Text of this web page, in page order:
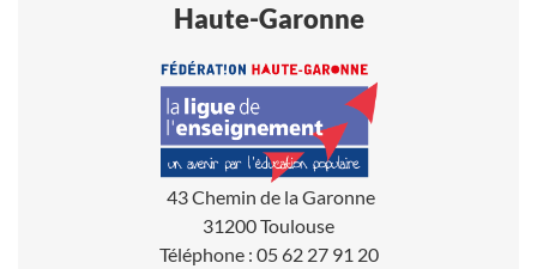
Haute-Garonne
43 Chemin de la Garonne
31200 Toulouse
Téléphone : 05 62 27 91 20